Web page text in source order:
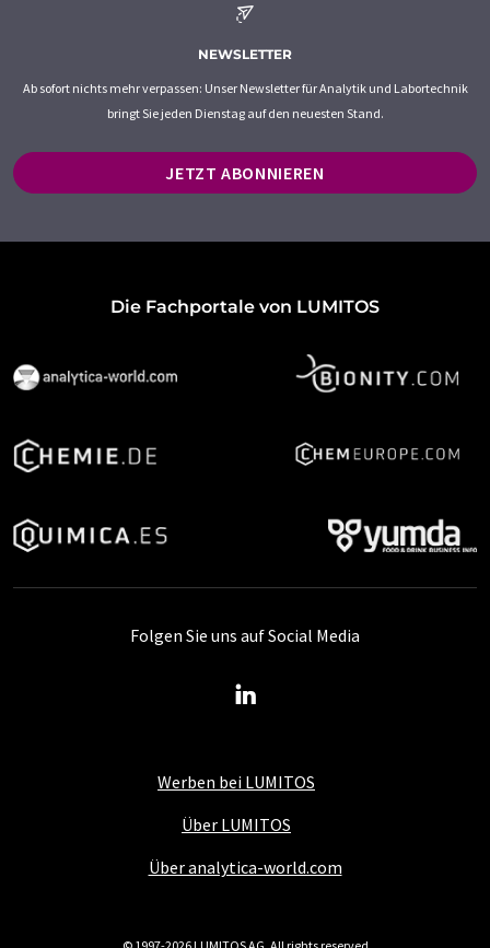
NEWSLETTER
Ab sofort nichts mehr verpassen: Unser Newsletter für Analytik und Labortechnik
bringt Sie jeden Dienstag auf den neuesten Stand.
JETZT ABONNIEREN
Die Fachportale von LUMITOS
Werben bei LUMITOS
Über LUMITOS
Über analytica-world.com
Folgen Sie uns auf Social Media